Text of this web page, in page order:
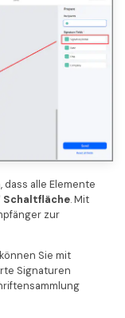
alle Elemente
Schaltfläche. Mit
zur
Sie mit
Signaturen